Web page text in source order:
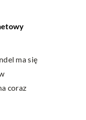
ma się
coraz